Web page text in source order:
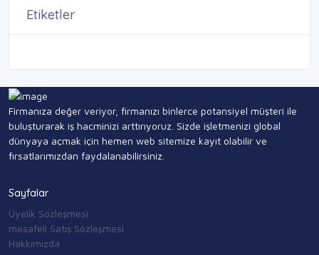
Etiketler
Firmanıza değer veriyor, firmanızı binlerce potansiyel müşteri ile
buluşturarak iş hacminizi arttırıyoruz. Sizde işletmenizi global
dünyaya açmak için hemen web sitemize kayıt olabilir ve
fırsatlarımızdan faydalanabilirsiniz.
Sayfalar
Üyelik Sözleşmesi
mesafeli Satış Sözleşmesi
Hakkımızda